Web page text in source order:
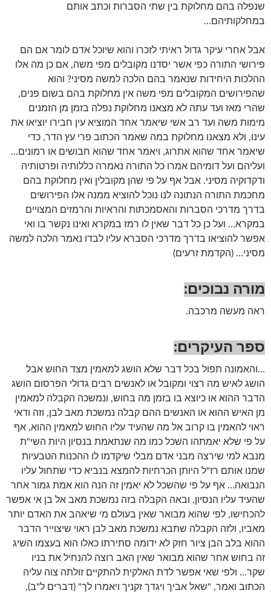
שנפלה בהם מחלוקת בין שתי הסברות וכתב אותם
במחלקותיהם…
אבל אחרי עיקר גדול ראיתי לזכרו והוא שיוכל אדם לומר אם הם
פירושי התורה כפי אשר יסדנו מקובלים מפי משה, אם כן מה אלו
ההלכות היחידות שנאמר בהם הלכה למשה מסיני? והוא
שהפירושים המקובלים מפי משה אין מחלוקת בהם בשום פנים,
שהרי מאז ועד עתה לא מצאנו מחלוקת נפלה בזמן מן הזמנים
מימות משה ועד רב אשי שיאמר אחד המוציא עין חבירו יוציאו את
עינו, ולא מצאנו מחלוקת במה שאמר הכתוב פרי עץ הדר, כדי
שיאמר אחד שהוא אתרוג, ויאמר אחד שהוא חבושים או רמונים…
ועליהם ועל דומיהם אמרו כל התורה נאמרה כללותיה ופרטותיה
ודקדוקיה מסיני. אבל אף על פי שהן מקובלין ואין מחלוקת בהם
מחכמת התורה הנתונה לנו נוכל להוציא ממנה אלו הפירושים
בדרך מדרכי הסברות והאסמכתות והראיות והרמזים המצויים
במקרא… ועל כן כל דבר שאין לו רמז במקרא ואינו נקשר בו ואי
אפשר להוציאו בדרך מדרכי הסברא עליו לבדו נאמר הלכה למשה
מסיני… (הקדמת זרעים)
מורה נבוכים:
ראה מעשה מרכבה.
ספר העיקרים:
…והאמונה תפול בכל דבר שלא הושג למאמין מצד החוש אבל
הושג לאיש מה רצוי ומקובל או לאנשים רבים גדולי הפרסום הושג
הדבר ההוא או כיוצא בו בזמן מה בחוש, ונמשכה הקבלה למאמין
מן האיש ההוא או האנשים ההם קבלה נמשכת מאב לבן, וזה ודאי
ראוי להאמין בו קרוב אל מה שהעיד עליו החוש למאמין ההוא, אף
על פי שלא יאמתהו השכל כמו מה שנתאמת בנסיון היות השי"ת
מנבא למי שירצה מבני אדם מבלי שיקדמו לו ההכנות הטבעיות
שמנו אותם רז"ל היותן הכרחיות להמצא בנביא כדי שתחול עליו
הנבואה… אף על פי שהשכל לא יאמין זה הנה הוא אמת גמור אחר
שהעיד עליו הנסיון, ובאה הקבלה בזה נמשכת מאב אל בן אי אפשר
להכחישו, לפי שהוא מבואר שאין בעולם מי שיאהב את האדם יותר
מאביו, ולזה הקבלה שתבא נמשכת מאב לבן ראוי שיצוייר הדבר
ההוא בלב הבן ציור חזק לא ידומה סתירתו כאלו הוא בעצמו השיג
זה בחוש אחר שהוא מבואר שאין האב רוצה להנחיל את בניו
שקר… ולפי שאי אפשר לדת האלקית להתקיים זולתה צוה עליה
הכתוב ואמר, "שאל אביך ויגדך זקניך ויאמרו לך" (דברים ל"ב),